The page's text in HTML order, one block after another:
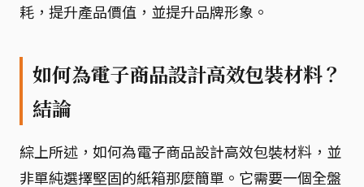
耗，提升產品價值，並提升品牌形象。
如何為電子商品設計高效包裝材料？
結論
綜上所述，如何為電子商品設計高效包裝材料，並
非單純選擇堅固的紙箱那麼簡單。它需要一個全盤